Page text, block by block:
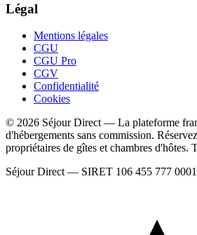
Légal
Mentions légales
CGU
CGU Pro
CGV
Confidentialité
Cookies
© 2026 Séjour Direct — La plateforme
d'hébergements sans commission.
propriétaires de gîtes et chambres d'hôtes.
Séjour Direct — SIRET 106 455 777